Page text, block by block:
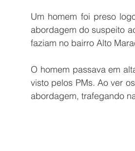
Um homem foi preso
abordagem do suspeito
faziam no bairro Alto
O homem passava em
visto pelos PMs. Ao ver
abordagem, trafegando